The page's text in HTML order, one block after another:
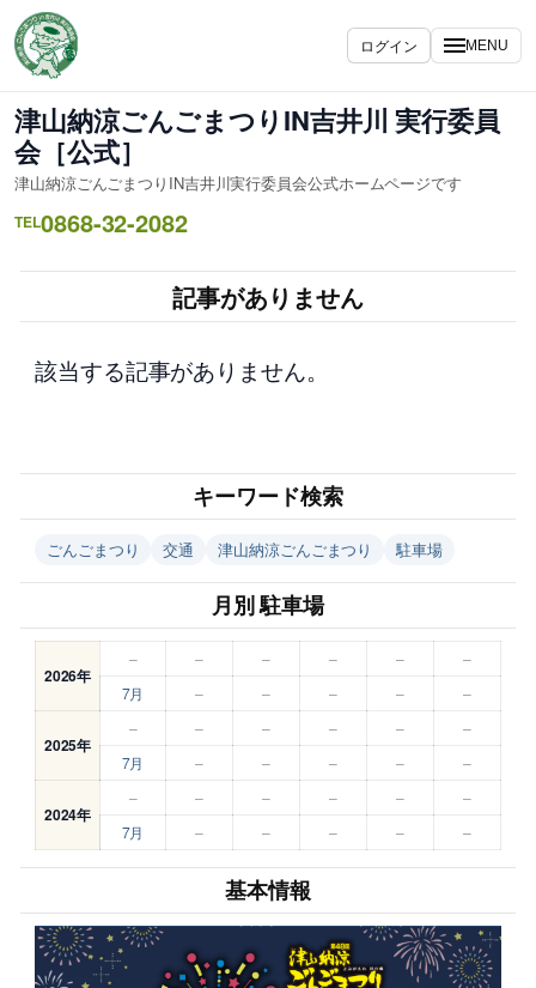
容
を
ス
キ
ッ
プ
ログイン MENU
津山納涼ごんごまつりIN吉井川 実行委員
会［公式］
津山納涼ごんごまつりIN吉井川実行委員会公式ホームページです
TEL0868-32-2082
記事がありません
該当する記事がありません。
キーワード検索
ごんごまつり 交通 津山納涼ごんごまつり 駐車場
月別 駐車場
2026年
– – – – –
–
7月
– – – – –
2025年
– – – – –
–
7月
– – – – –
2024年
– – – – –
–
7月
– – – – –
基本情報